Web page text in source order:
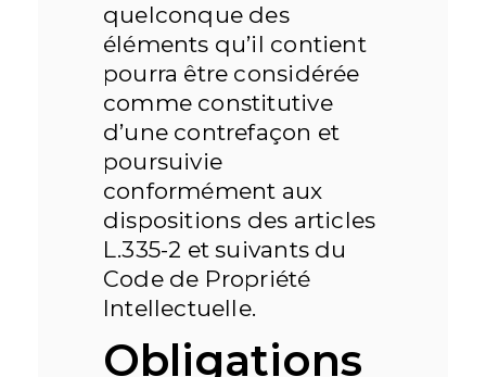
quelconque des
éléments qu’il contient
pourra être considérée
comme constitutive
d’une contrefaçon et
poursuivie
conformément aux
dispositions des articles
L.335-2 et suivants du
Code de Propriété
Intellectuelle.
Obligations